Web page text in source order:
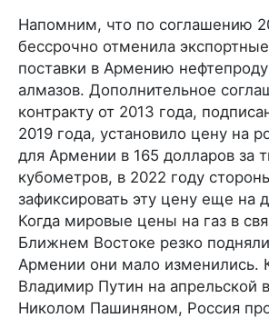
Напомним, что по соглашению
бессрочно отменила
поставки в Армению
алмазов. Дополнительное
контракту от 2013 года,
2019 года, установило цену на
для Армении в 165 долларов за
кубометров, в 2022 году
зафиксировать эту цену еще на
Когда мировые цены на газ в
Ближнем Востоке резко
Армении они мало изменились.
Владимир Путин на апрельской
Николом Пашиняном, Россия